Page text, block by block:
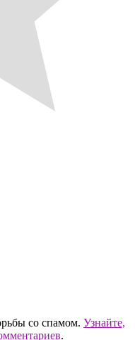
со спамом. Узнайте,
.